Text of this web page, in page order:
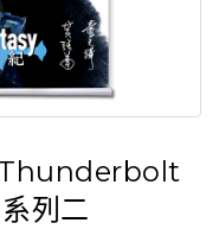
Thunderbolt
列二